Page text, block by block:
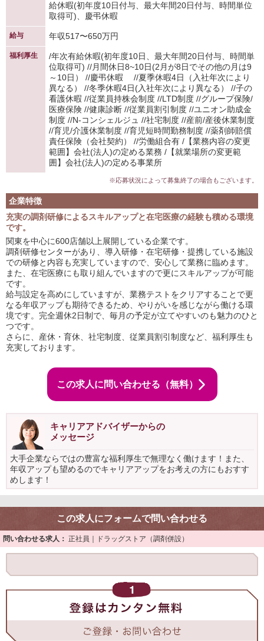
給休暇(初年度10日付与、最大年間20日付与、時間単位
取得可)、慶弔休暇
給与 年収517〜650万円
福利厚生
/年次有給休暇(初年度10日、最大年間20日付与、時間単
位取得可) //月間休日8~10日(2月が8日でその他の月は9
～10日） //慶弔休暇 //夏季休暇4日（入社年次により
異なる） //冬季休暇4日(入社年次により異なる） //子の
看護休暇 //従業員持株会制度 //LTD制度 //グループ保険/
医療保険 //健康診断 //従業員割引制度 //ユニオン助成金
制度 //N-コンシェルジュ //社宅制度 //産前/産後休業制度
//育児/介護休業制度 //育児短時間勤務制度 //薬剤師賠償
責任保険（会社契約） //労働組合有 /【業務内容の変更
範囲】会社(法人)の定める業務 /【就業場所の変更範
囲】会社(法人)の定める事業所
※応募状況によって募集終了の場合もございます。
企業特徴
充実の調剤研修によるスキルアップと在宅医療の経験も積める環境
です。
関東を中心に600店舗以上展開している企業です。
調剤研修センターがあり、導入研修・在宅研修・提携している施設
での研修と内容も充実していますので、安心して業務に臨めます。
また、在宅医療にも取り組んでいますので更にスキルアップが可能
です。
給与設定を高めにしていますが、業務テストをクリアすることで更
なる年収アップも期待できるため、やりがいを感じながら働ける環
境です。完全週休2日制で、毎月の予定が立てやすいのも魅力のひと
つです。
さらに、産休・育休、社宅制度、従業員割引制度など、福利厚生も
充実しております。
この求人に問い合わせる（無料）
キャリアアドバイザーからの
メッセージ
大手企業ならではの豊富な福利厚生で無理なく働けます！また、
年収アップも望めるのでキャリアアップをお考えの方にもおすす
めします！
この求人にフォームで問い合わせる
問い合わせる求人： 正社員｜ドラッグストア（調剤併設）